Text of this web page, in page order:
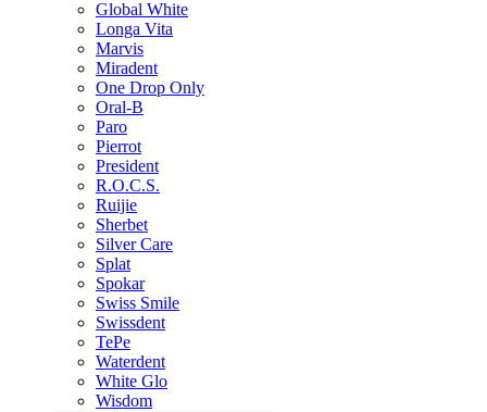
Global White
Longa Vita
Marvis
Miradent
One Drop Only
Oral-B
Paro
Pierrot
President
R.O.C.S.
Ruijie
Sherbet
Silver Care
Splat
Spokar
Swiss Smile
Swissdent
TePe
Waterdent
White Glo
Wisdom